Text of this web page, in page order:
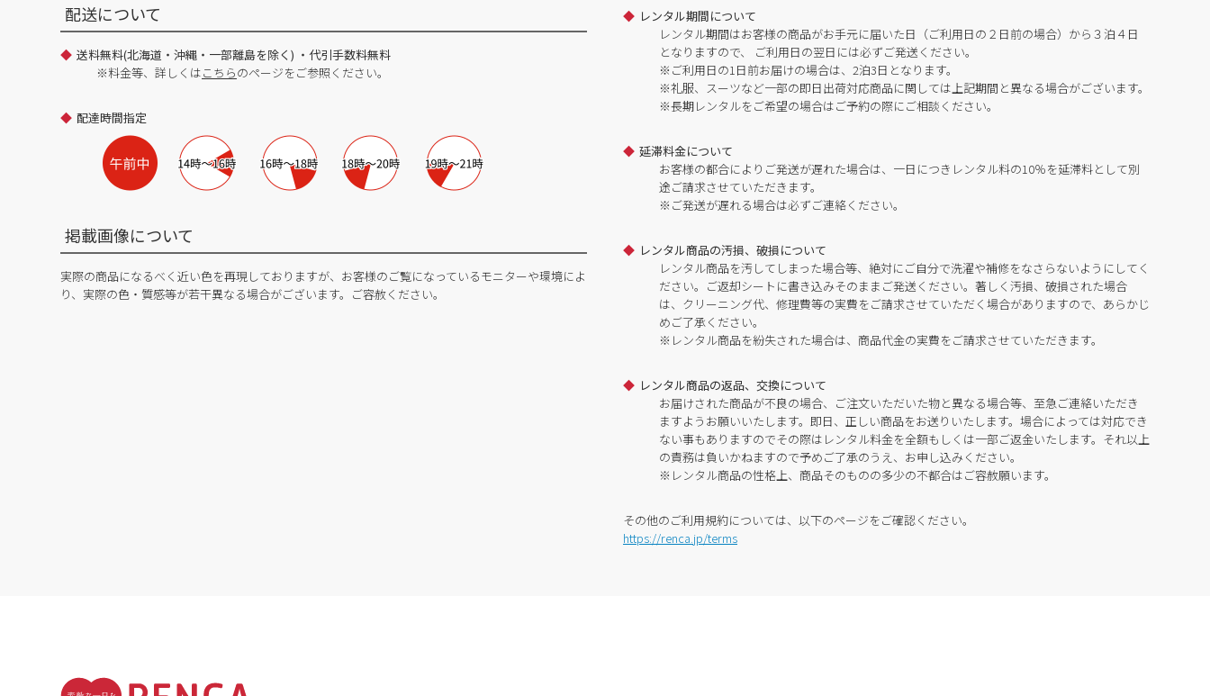
配送について
送料無料(北海道・沖縄・一部離島を除く) ・代引手数料無料
※料金等、詳しくはこちらのページをご参照ください。
配達時間指定
掲載画像について
実際の商品になるべく近い色を再現しておりますが、お客様のご覧になっているモニターや環境によ
り、実際の色・質感等が若干異なる場合がございます。ご容赦ください。
レンタル期間について
レンタル期間はお客様の商品がお手元に届いた日（ご利用日の２日前の場合）から３泊４日
となりますので、 ご利用日の翌日には必ずご発送ください。
※ご利用日の1日前お届けの場合は、2泊3日となります。
※礼服、スーツなど一部の即日出荷対応商品に関しては上記期間と異なる場合がございます。
※長期レンタルをご希望の場合はご予約の際にご相談ください。
延滞料金について
お客様の都合によりご発送が遅れた場合は、一日につきレンタル料の10％を延滞料として別
途ご請求させていただきます。
※ご発送が遅れる場合は必ずご連絡ください。
レンタル商品の汚損、破損について
レンタル商品を汚してしまった場合等、絶対にご自分で洗濯や補修をなさらないようにしてく
ださい。ご返却シートに書き込みそのままご発送ください。著しく汚損、破損された場合
は、クリーニング代、修理費等の実費をご請求させていただく場合がありますので、あらかじ
めご了承ください。
※レンタル商品を紛失された場合は、商品代金の実費をご請求させていただきます。
レンタル商品の返品、交換について
お届けされた商品が不良の場合、ご注文いただいた物と異なる場合等、至急ご連絡いただき
ますようお願いいたします。即日、正しい商品をお送りいたします。場合によっては対応でき
ない事もありますのでその際はレンタル料金を全額もしくは一部ご返金いたします。それ以上
の責務は負いかねますので予めご了承のうえ、お申し込みください。
※レンタル商品の性格上、商品そのものの多少の不都合はご容赦願います。
その他のご利用規約については、以下のページをご確認ください。
https://renca.jp/terms